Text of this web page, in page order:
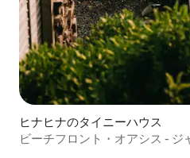
ヒナヒナのタイニーハウス
ビーチフロント・オアシス -